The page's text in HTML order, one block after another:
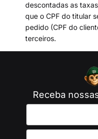
descontadas as
que o CPF do titular
pedido (CPF do
terceiros.
Receba